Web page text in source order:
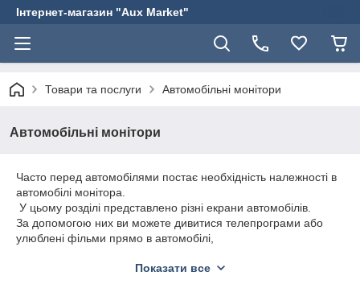
Інтернет-магазин "Aux Market"
Товари та послуги Автомобільні монітори
Автомобільні монітори
Часто перед автомобілями постає необхідність належності в
автомобілі монітора.
У цьому розділі представлено різні екрани автомобілів.
За допомогою них ви можете дивитися телепрограми або
улюблені фільми прямо в автомобілі,
Показати все